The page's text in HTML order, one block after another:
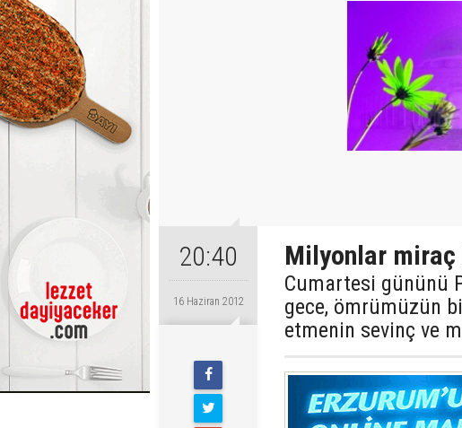
20:40
16 Haziran 2012
Milyonlar
Cumartesi gününü
gece, ömrümüzün
etmenin sevinç ve